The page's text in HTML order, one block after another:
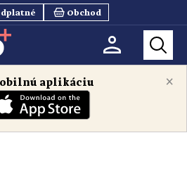
Obchod
×
aplikáciu